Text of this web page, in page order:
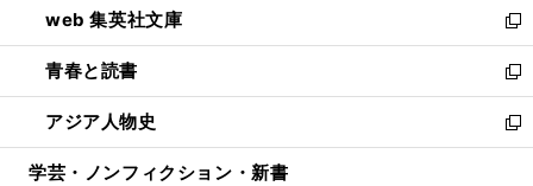
ド
ウ
で
開
く
ィ
ン
ド
ウ
で
開
い
ウ
ィ
ン
ド
ウ
web 集英社文庫
新
し
い
ウ
ィ
ン
青春と読書
新
し
い
ウ
アジア人物史
新
し
学芸・ノンフィクション・新書